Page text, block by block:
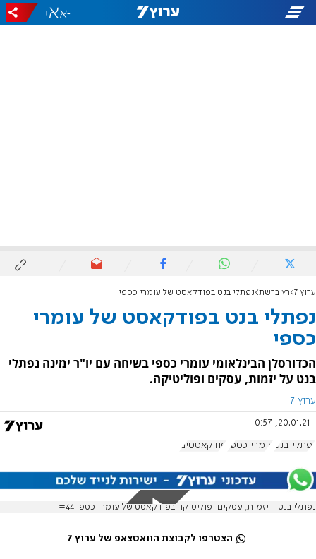
-
+
ערוץ 7 רץ ברשת נפתלי בנט בפודקאסט של עומרי כספי
נפתלי בנט בפודקאסט של עומרי
כספי
הכדורסלן הבינלאומי עומרי כספי בשיחה עם יו"ר ימינה נפתלי
בנט על יזמות, עסקים ופוליטיקה.
ערוץ 7
20.01.21, 0:57
נפתלי בנט עומרי כספי פודקאסטים
נפתלי בנט - יזמות, עסקים ופוליטיקה בפודקאסט של עומרי כספי #44
הצטרפו לקבוצת הוואטצאפ של ערוץ 7